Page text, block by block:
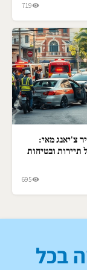
719
צ'יאנג מאי:
תיירות ובטיחות
695
בכל